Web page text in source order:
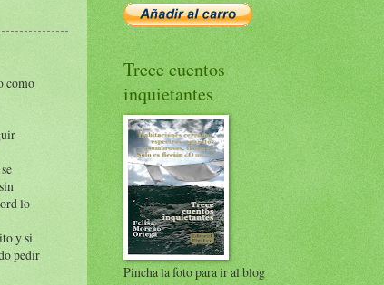
como
lo
y si
pedir
Trece cuentos
inquietantes
Pincha la foto para ir al blog